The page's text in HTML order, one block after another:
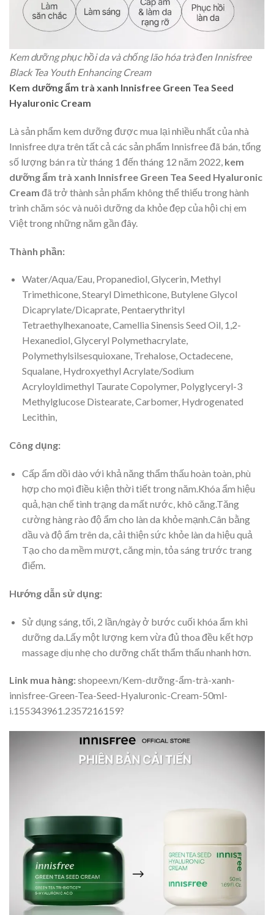
Kem dưỡng phục hồi da và chống lão hóa trà đen Innisfree
Black Tea Youth Enhancing Cream
Kem dưỡng ẩm trà xanh Innisfree Green Tea Seed
Hyaluronic Cream
Là sản phẩm kem dưỡng được mua lại nhiều nhất của nhà
Innisfree dựa trên tất cả các sản phẩm Innisfree đã bán, tổng
số lượng bán ra từ tháng 1 đến tháng 12 năm 2022, kem
dưỡng ẩm trà xanh Innisfree Green Tea Seed Hyaluronic
Cream đã trở thành sản phẩm không thể thiếu trong hành
trình chăm sóc và nuôi dưỡng da khỏe đẹp của hội chị em
Việt trong những năm gần đây.
Thành phần:
Water/Aqua/Eau, Propanediol, Glycerin, Methyl
Trimethicone, Stearyl Dimethicone, Butylene Glycol
Dicaprylate/Dicaprate, Pentaerythrityl
Tetraethylhexanoate, Camellia Sinensis Seed Oil, 1,2-
Hexanediol, Glyceryl Polymethacrylate,
Polymethylsilsesquioxane, Trehalose, Octadecene,
Squalane, Hydroxyethyl Acrylate/Sodium
Acryloyldimethyl Taurate Copolymer, Polyglyceryl-3
Methylglucose Distearate, Carbomer, Hydrogenated
Lecithin,
Công dụng:
Cấp ẩm dồi dào với khả năng thẩm thấu hoàn toàn, phù
hợp cho mọi điều kiện thời tiết trong năm.Khóa ẩm hiệu
quả, hạn chế tình trạng da mất nước, khô căng.Tăng
cường hàng rào độ ẩm cho làn da khỏe mạnh.Cân bằng
dầu và độ ẩm trên da, cải thiện sức khỏe làn da hiệu quả
Tạo cho da mềm mượt, căng mịn, tỏa sáng trước trang
điểm.
Hướng dẫn sử dụng:
Sử dụng sáng, tối, 2 lần/ngày ở bước cuối khóa ẩm khi
dưỡng da.Lấy một lượng kem vừa đủ thoa đều kết hợp
massage dịu nhẹ cho dưỡng chất thẩm thấu nhanh hơn.
Link mua hàng:shopee.vn/Kem-dưỡng-ẩm-trà-xanh-
innisfree-Green-Tea-Seed-Hyaluronic-Cream-50ml-
i.155343961.2357216159?